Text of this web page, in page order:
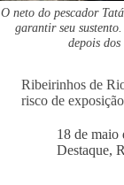
O neto do pescador
garantir seu
depois
Ribeirinhos de
risco de
18 de maio
Destaque,